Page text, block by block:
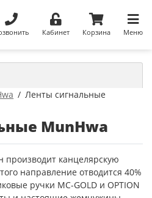
Кабинет Корзина Меню
Ленты сигнальные
MunHwa
канцелярскую
направление отводится 40%
ручки MC-GOLD и OPTION